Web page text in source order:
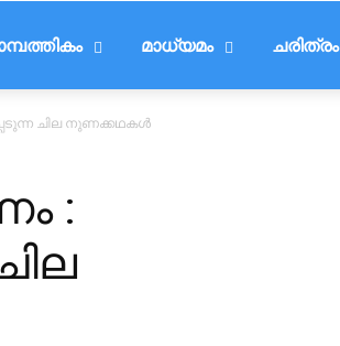
മാധ്യമം ചരിത്രം
ചില നുണക്കഥകൾ
: